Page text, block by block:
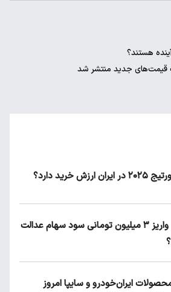
هستند؟
قیمت‌های جدید منتشر شد
ارزش خرید دارد؟
ماجرای واریز ۳ میلیون تومانی سود سهام عدالت
ایران‌خودرو و سایپا امروز